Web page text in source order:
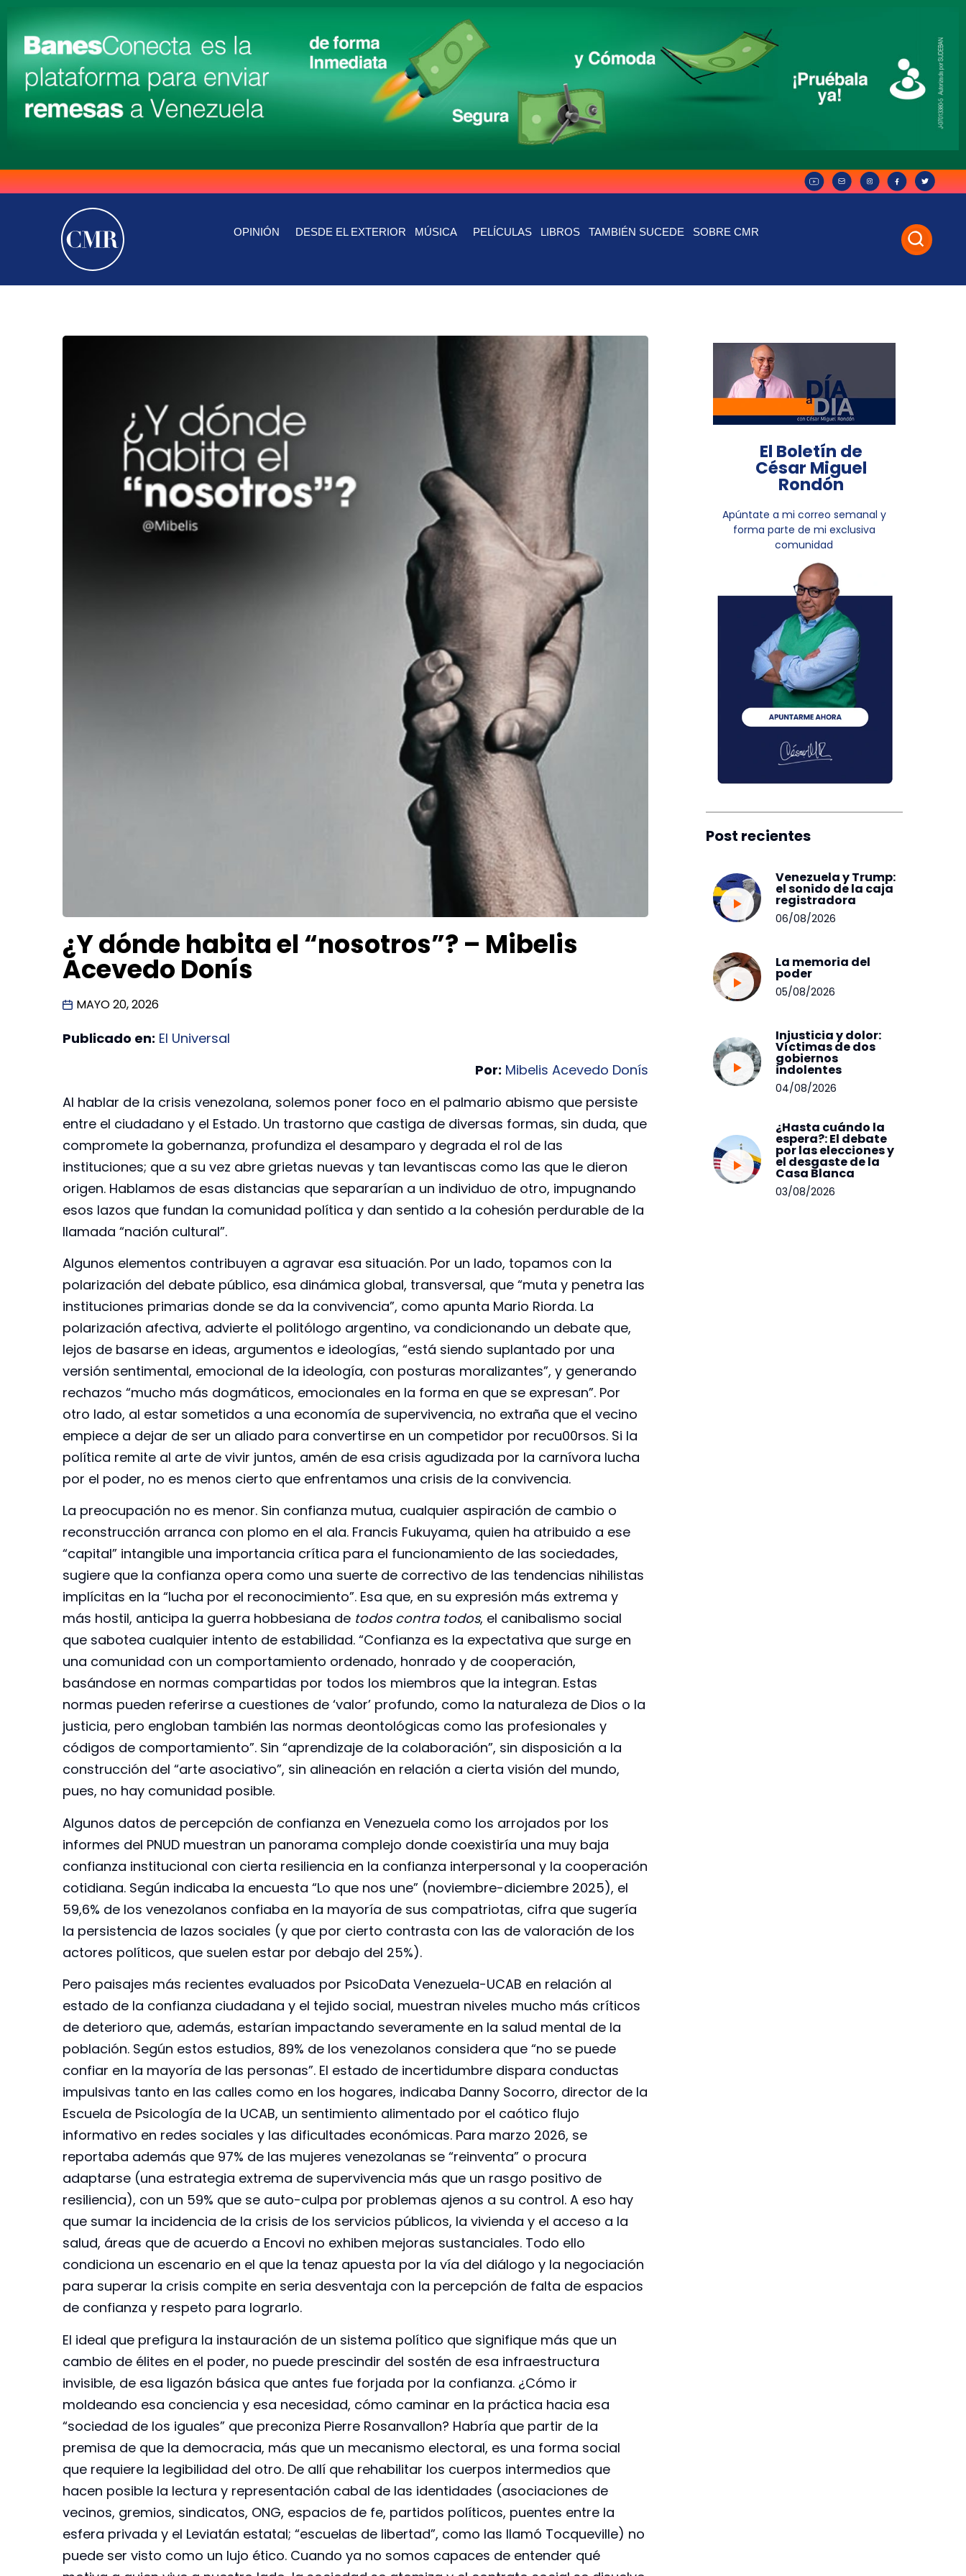
OPINIÓN DESDE EL EXTERIOR MÚSICA PELÍCULAS LIBROS TAMBIÉN SUCEDE SOBRE CMR
¿Y dónde habita el “nosotros”? – Mibelis
Acevedo Donís
MAYO 20, 2026
Publicado en: El Universal
Por: Mibelis Acevedo Donís
Al hablar de la crisis venezolana, solemos poner foco en el palmario abismo que persiste
entre el ciudadano y el Estado. Un trastorno que castiga de diversas formas, sin duda, que
compromete la gobernanza, profundiza el desamparo y degrada el rol de las
instituciones; que a su vez abre grietas nuevas y tan levantiscas como las que le dieron
origen. Hablamos de esas distancias que separarían a un individuo de otro, impugnando
esos lazos que fundan la comunidad política y dan sentido a la cohesión perdurable de la
llamada “nación cultural”.
Algunos elementos contribuyen a agravar esa situación. Por un lado, topamos con la
polarización del debate público, esa dinámica global, transversal, que “muta y penetra las
instituciones primarias donde se da la convivencia”, como apunta Mario Riorda. La
polarización afectiva, advierte el politólogo argentino, va condicionando un debate que,
lejos de basarse en ideas, argumentos e ideologías, “está siendo suplantado por una
versión sentimental, emocional de la ideología, con posturas moralizantes”, y generando
rechazos “mucho más dogmáticos, emocionales en la forma en que se expresan”. Por
otro lado, al estar sometidos a una economía de supervivencia, no extraña que el vecino
empiece a dejar de ser un aliado para convertirse en un competidor por recu00rsos. Si la
política remite al arte de vivir juntos, amén de esa crisis agudizada por la carnívora lucha
por el poder, no es menos cierto que enfrentamos una crisis de la convivencia.
La preocupación no es menor. Sin confianza mutua, cualquier aspiración de cambio o
reconstrucción arranca con plomo en el ala. Francis Fukuyama, quien ha atribuido a ese
“capital” intangible una importancia crítica para el funcionamiento de las sociedades,
sugiere que la confianza opera como una suerte de correctivo de las tendencias nihilistas
implícitas en la “lucha por el reconocimiento”. Esa que, en su expresión más extrema y
más hostil, anticipa la guerra hobbesiana de todos contra todos, el canibalismo social
que sabotea cualquier intento de estabilidad. “Confianza es la expectativa que surge en
una comunidad con un comportamiento ordenado, honrado y de cooperación,
basándose en normas compartidas por todos los miembros que la integran. Estas
normas pueden referirse a cuestiones de ‘valor’ profundo, como la naturaleza de Dios o la
justicia, pero engloban también las normas deontológicas como las profesionales y
códigos de comportamiento”. Sin “aprendizaje de la colaboración”, sin disposición a la
construcción del “arte asociativo”, sin alineación en relación a cierta visión del mundo,
pues, no hay comunidad posible.
Algunos datos de percepción de confianza en Venezuela como los arrojados por los
informes del PNUD muestran un panorama complejo donde coexistiría una muy baja
confianza institucional con cierta resiliencia en la confianza interpersonal y la cooperación
cotidiana. Según indicaba la encuesta “Lo que nos une” (noviembre-diciembre 2025), el
59,6% de los venezolanos confiaba en la mayoría de sus compatriotas, cifra que sugería
la persistencia de lazos sociales (y que por cierto contrasta con las de valoración de los
actores políticos, que suelen estar por debajo del 25%).
Pero paisajes más recientes evaluados por PsicoData Venezuela-UCAB en relación al
estado de la confianza ciudadana y el tejido social, muestran niveles mucho más críticos
de deterioro que, además, estarían impactando severamente en la salud mental de la
población. Según estos estudios, 89% de los venezolanos considera que “no se puede
confiar en la mayoría de las personas”. El estado de incertidumbre dispara conductas
impulsivas tanto en las calles como en los hogares, indicaba Danny Socorro, director de la
Escuela de Psicología de la UCAB, un sentimiento alimentado por el caótico flujo
informativo en redes sociales y las dificultades económicas. Para marzo 2026, se
reportaba además que 97% de las mujeres venezolanas se “reinventa” o procura
adaptarse (una estrategia extrema de supervivencia más que un rasgo positivo de
resiliencia), con un 59% que se auto-culpa por problemas ajenos a su control. A eso hay
que sumar la incidencia de la crisis de los servicios públicos, la vivienda y el acceso a la
salud, áreas que de acuerdo a Encovi no exhiben mejoras sustanciales. Todo ello
condiciona un escenario en el que la tenaz apuesta por la vía del diálogo y la negociación
para superar la crisis compite en seria desventaja con la percepción de falta de espacios
de confianza y respeto para lograrlo.
El ideal que prefigura la instauración de un sistema político que signifique más que un
cambio de élites en el poder, no puede prescindir del sostén de esa infraestructura
invisible, de esa ligazón básica que antes fue forjada por la confianza. ¿Cómo ir
moldeando esa conciencia y esa necesidad, cómo caminar en la práctica hacia esa
“sociedad de los iguales” que preconiza Pierre Rosanvallon? Habría que partir de la
premisa de que la democracia, más que un mecanismo electoral, es una forma social
que requiere la legibilidad del otro. De allí que rehabilitar los cuerpos intermedios que
hacen posible la lectura y representación cabal de las identidades (asociaciones de
vecinos, gremios, sindicatos, ONG, espacios de fe, partidos políticos, puentes entre la
esfera privada y el Leviatán estatal; “escuelas de libertad”, como las llamó Tocqueville) no
puede ser visto como un lujo ético. Cuando ya no somos capaces de entender qué
El Boletín de
César Miguel
Rondón
Apúntate a mi correo semanal y
forma parte de mi exclusiva
comunidad
Post recientes
Venezuela y Trump:
el sonido de la caja
registradora
06/08/2026
La memoria del
poder
05/08/2026
Injusticia y dolor:
Víctimas de dos
gobiernos
indolentes
04/08/2026
¿Hasta cuándo la
espera?: El debate
por las elecciones y
el desgaste de la
Casa Blanca
03/08/2026